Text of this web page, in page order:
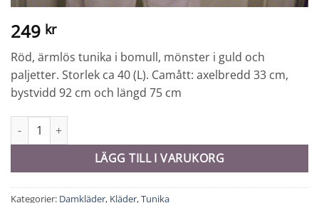
249 kr
Röd, ärmlös tunika i bomull, mönster i guld och
paljetter. Storlek ca 40 (L). Camått: axelbredd 33 cm,
bystvidd 92 cm och längd 75 cm
Tunika - 7002 mängd
LÄGG TILL I VARUKORG
Kategorier: Damkläder, Kläder,Tunika